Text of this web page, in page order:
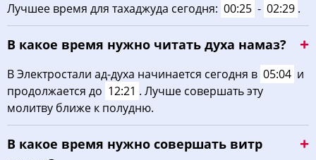
Лучшее время для тахаджуда сегодня: 00:25 - 02:29 .
В какое время нужно читать духа намаз?
В Электростали ад-духа начинается сегодня в 05:04 и
продолжается до 12:21 . Лучше совершать эту
молитву ближе к полудню.
В какое время нужно совершать витр